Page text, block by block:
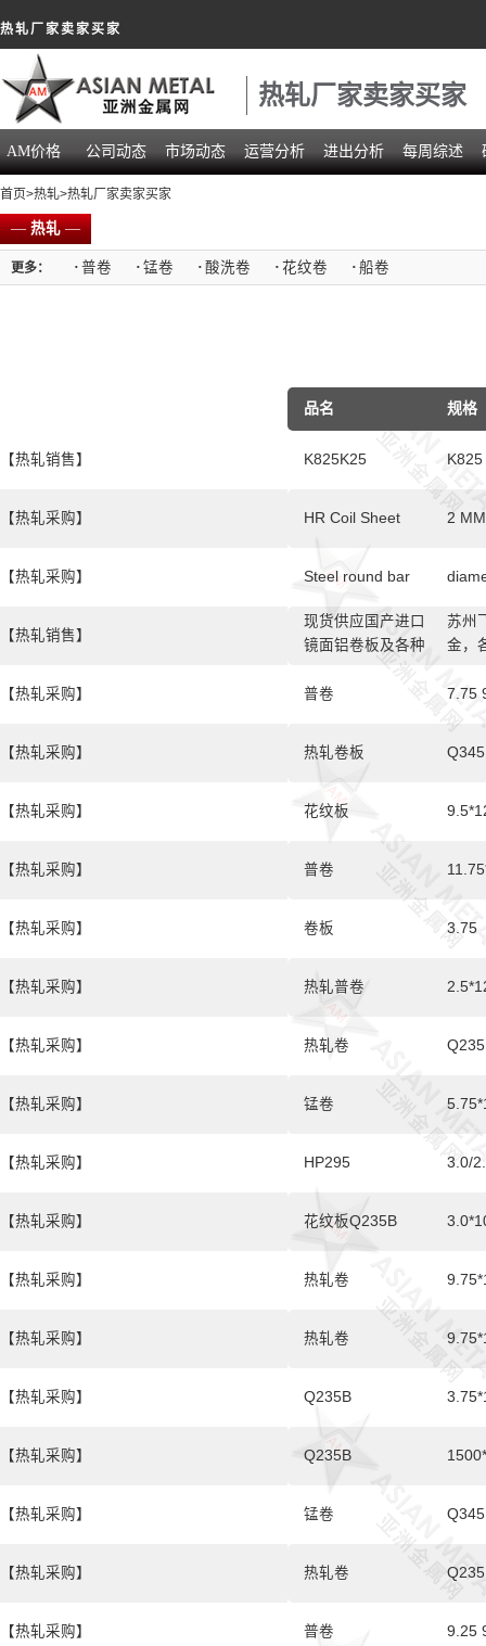
热轧厂家卖家买家
热轧厂家卖家买家
AM价格 公司动态 市场动态 运营分析 进出分析 每周综述
首页>热轧>热轧厂家卖家买家
—热轧—
更多： · 普卷 · 锰卷 · 酸洗卷 · 花纹卷 · 船卷
【热轧销售】
【热轧采购】
【热轧采购】
【热轧销售】
【热轧采购】
【热轧采购】
【热轧采购】
【热轧采购】
【热轧采购】
【热轧采购】
【热轧采购】
【热轧采购】
【热轧采购】
【热轧采购】
【热轧采购】
【热轧采购】
【热轧采购】
【热轧采购】
【热轧采购】
【热轧采购】
【热轧采购】
品名 规格
K825K25
HR Coil Sheet 2 MM
Steel round bar
现货供应国产进口
镜面铝卷板及各种
合金牌号的铝卷板
苏州
金，
伸铝
0.48
主进
普卷 7.75
热轧卷板
花纹板
普卷
卷板 3.75
热轧普卷
热轧卷
锰卷
HP295 3.0/
花纹板Q235B
热轧卷
热轧卷
Q235B
Q235B
锰卷
热轧卷
普卷 9.25